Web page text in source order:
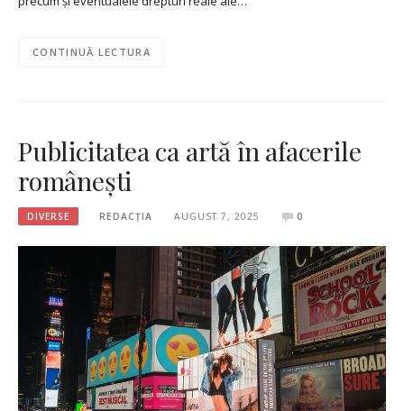
CONTINUĂ LECTURA
Publicitatea ca artă în afacerile
românești
DIVERSE REDACȚIA AUGUST 7, 2025 0